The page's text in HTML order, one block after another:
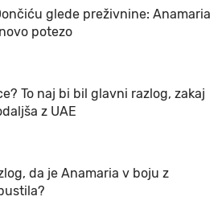
glede preživnine: Anamaria
potezo
To naj bi bil glavni razlog, zakaj
z UAE
da je Anamaria v boju z